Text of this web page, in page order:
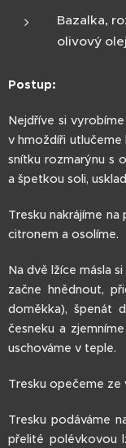
Bazalka,
olivový olej
Postup:
Nejdříve si
v hmoždíři utlučeme
snítku rozmarýnu s
a špetkou soli,
Tresku nakrájíme
citronem a osolíme.
Na dvě lžíce másla
začne hnědnout,
doměkka), špenát
česneku a
uschováme v teple.
Tresku opečeme ze
Tresku podáváme
přelité polévkovou